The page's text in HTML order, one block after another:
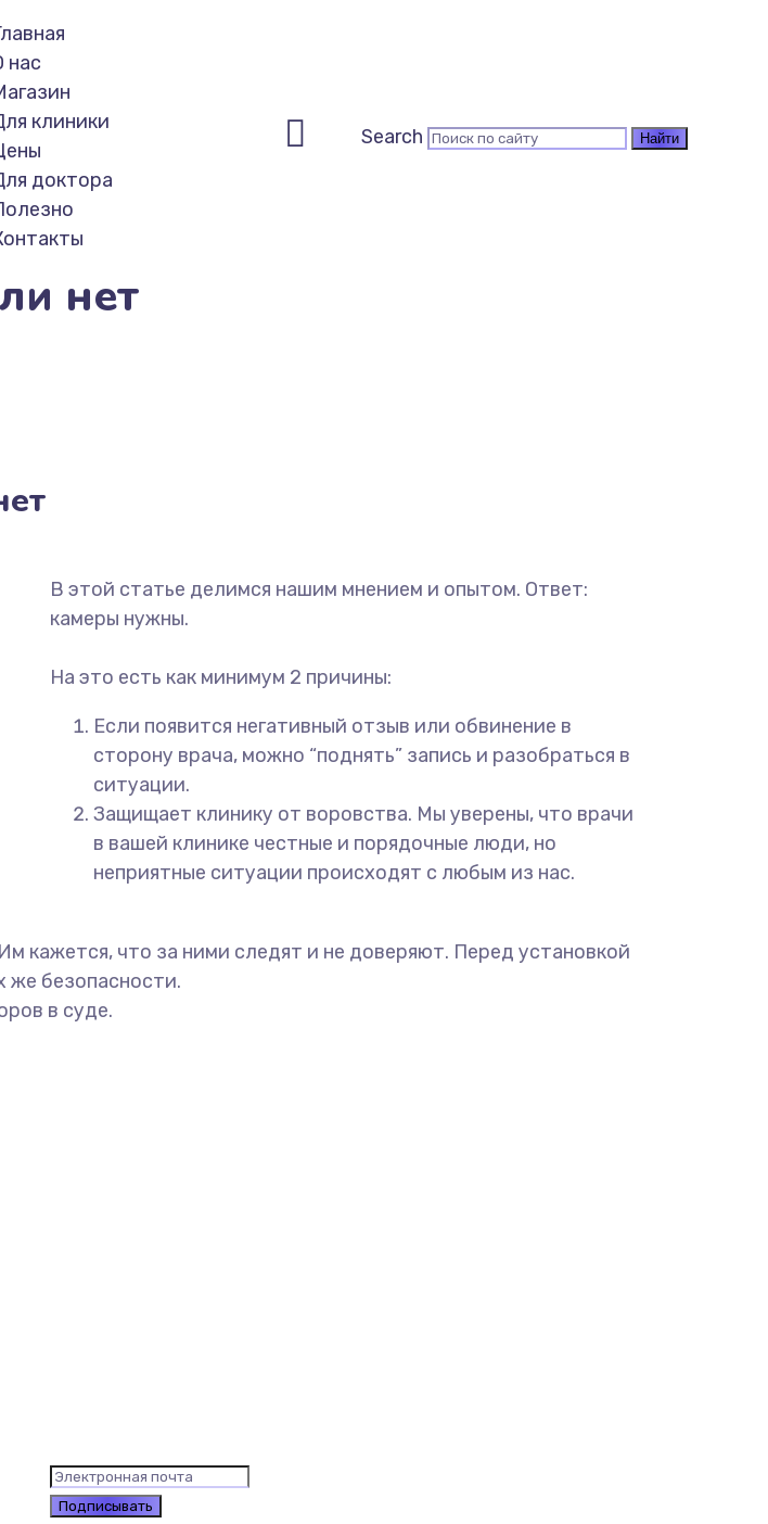
нас
клиники
доктора
Search
нет
В этой статье делимся нашим мнением и опытом. Ответ:
камеры нужны.
На это есть как минимум 2 причины:
Если появится негативный отзыв или обвинение в
сторону врача, можно “поднять” запись и разобраться в
ситуации.
Защищает клинику от воровства. Мы уверены, что врачи
в вашей клинике честные и порядочные люди, но
неприятные ситуации происходят с любым из нас.
кажется, что за ними следят и не доверяют. Перед установкой
же безопасности.
в суде.